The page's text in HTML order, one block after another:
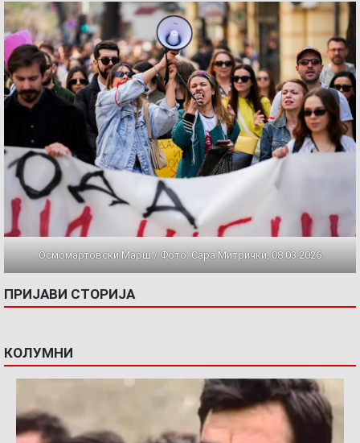
Осмомартовски Марш / Фото: Сара Митрички, 08.03.2026
ПРИЈАВИ СТОРИЈА
КОЛУМНИ